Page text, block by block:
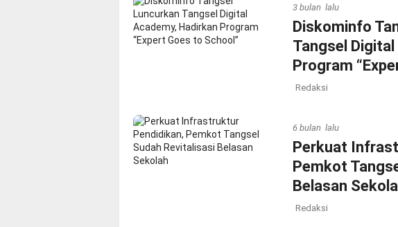
3 bulan lalu
Diskominfo
Tangsel
Program
Redaksi
6 bulan lalu
Perkuat
Pemkot
Belasan
Redaksi